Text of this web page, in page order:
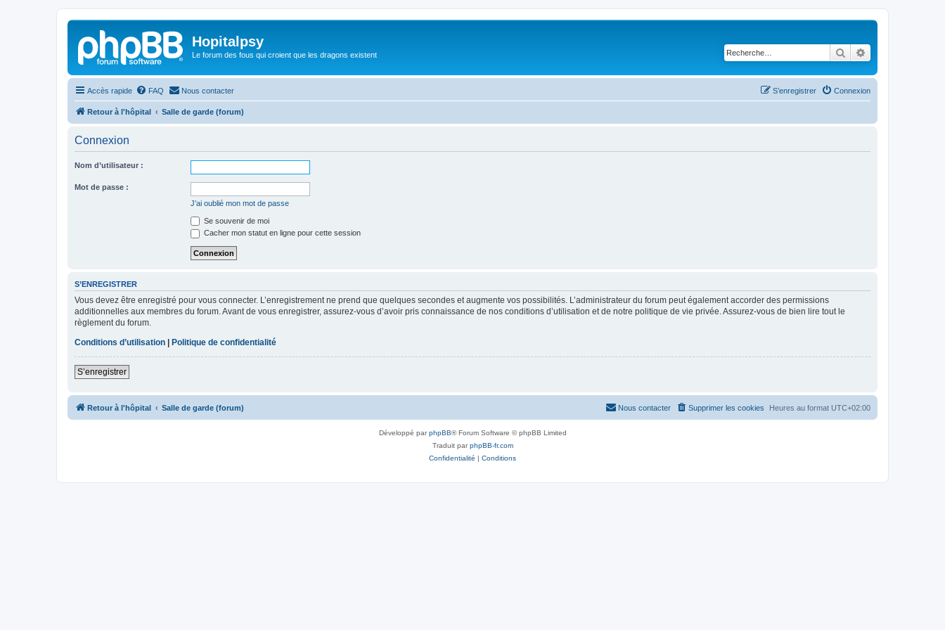
Hopitalpsy
Le forum des fous qui croient que les dragons existent Rechercher
Accès rapide FAQ Nous contacter Connexion
S’enregistrer
Retour à l'hôpital Salle de garde (forum)
Connexion
Nom d’utilisateur :
Mot de passe :
J’ai oublié mon mot de passe
Se souvenir de moi
Cacher mon statut en ligne pour cette session
S’ENREGISTRER
Vous devez être enregistré pour vous connecter. L’enregistrement ne prend que quelques secondes et augmente vos possibilités. L’administrateur du forum peut également accorder des permissions
additionnelles aux membres du forum. Avant de vous enregistrer, assurez-vous d’avoir pris connaissance de nos conditions d’utilisation et de notre politique de vie privée. Assurez-vous de bien lire tout le
règlement du forum.
Conditions d’utilisation
Politique de confidentialité
S’enregistrer
Retour à l'hôpital Salle de garde (forum) Heures au format UTC+02:00
Supprimer les cookies
Nous contacter
Développé parphpBB® Forum Software © phpBB Limited
Traduit parphpBB-fr.com
Confidentialité | Conditions